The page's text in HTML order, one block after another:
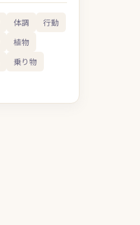
体調
行動
植物
乗り物